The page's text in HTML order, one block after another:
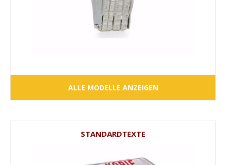
ALLE MODELLE ANZEIGEN
STANDARDTEXTE